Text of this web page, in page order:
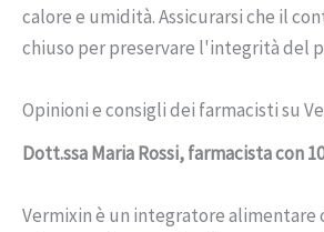
calore e umidità. Assicurarsi che il
chiuso per preservare l'integrità del
Opinioni e consigli dei farmacisti su
Dott.ssa Maria Rossi, farmacista con
Vermixin è un integratore alimentare